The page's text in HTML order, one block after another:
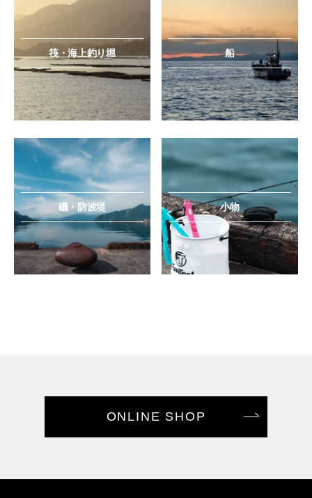
筏・海上釣り堀 船
磯・防波堤 小物
ONLINE SHOP